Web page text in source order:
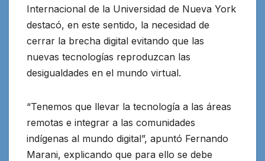
Internacional de la Universidad de Nueva York
destacó, en este sentido, la necesidad de
cerrar la brecha digital evitando que las
nuevas tecnologías reproduzcan las
desigualdades en el mundo virtual.
“Tenemos que llevar la tecnología a las áreas
remotas e integrar a las comunidades
indígenas al mundo digital”, apuntó Fernando
Marani, explicando que para ello se debe